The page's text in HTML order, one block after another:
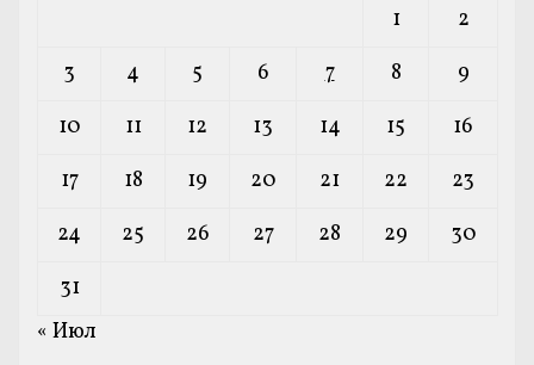
1
2
3
4 5 6 7 8
9
10
11 12 13 14 15
16
17
18 19 20 21 22
23
24
25 26 27 28 29
30
31
« Июл